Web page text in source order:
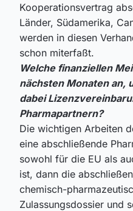
Kooperationsvertrag
Länder, Südamerika,
werden in diesen
schon miterfaßt.
Welche finanziellen
nächsten Monaten an,
dabei
Pharmapartnern?
Die wichtigen Arbeiten
eine abschließende
sowohl für die EU als
ist, dann die
chemisch-
Zulassungsdossier und